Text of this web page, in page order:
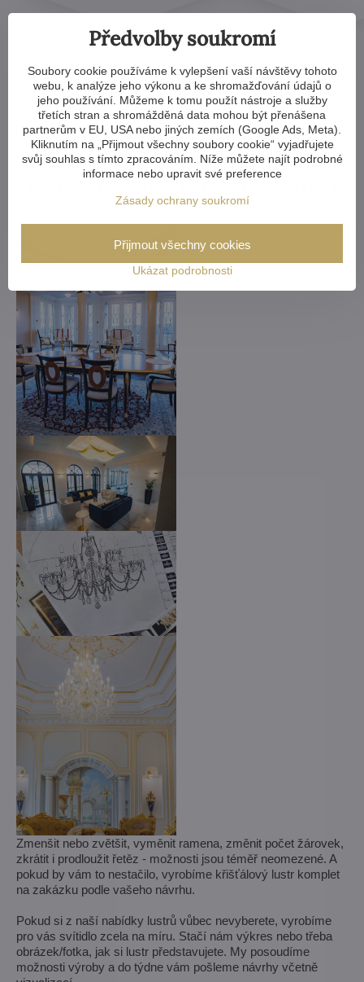
Kterýkoliv křišťálový lustr v
naší nabídce
vám můžeme upravit na míru
Zmenšit nebo zvětšit, vyměnit ramena, změnit počet žárovek,
zkrátit i prodloužit řetěz - možnosti jsou téměř neomezené. A
pokud by vám to nestačilo, vyrobíme křišťálový lustr komplet
na zakázku podle vašeho návrhu.
Pokud si z naší nabídky lustrů vůbec nevyberete, vyrobíme
pro vás svítidlo zcela na míru. Stačí nám výkres nebo třeba
obrázek/fotka, jak si lustr představujete. My posoudíme
možnosti výroby a do týdne vám pošleme návrhy včetně
Předvolby soukromí
Soubory cookie používáme k vylepšení vaší návštěvy tohoto
webu, k analýze jeho výkonu a ke shromažďování údajů o
jeho používání. Můžeme k tomu použít nástroje a služby
třetích stran a shromážděná data mohou být přenášena
partnerům v EU, USA nebo jiných zemích (Google Ads, Meta).
Kliknutím na „Přijmout všechny soubory cookie“ vyjadřujete
svůj souhlas s tímto zpracováním. Níže můžete najít podrobné
informace nebo upravit své preference
Zásady ochrany soukromí
Ukázat podrobnosti
Přijmout všechny cookies